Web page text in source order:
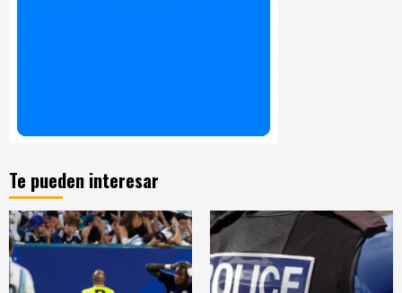
Te pueden interesar